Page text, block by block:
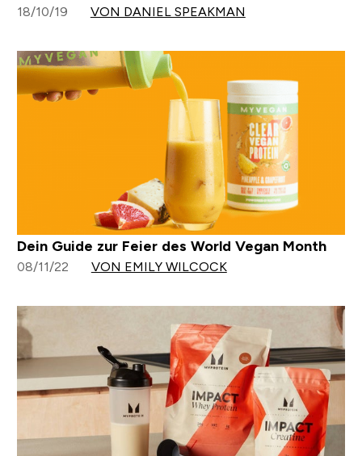
18/10/19 VON DANIEL SPEAKMAN
Dein Guide zur Feier des World Vegan Month
08/11/22 VON EMILY WILCOCK